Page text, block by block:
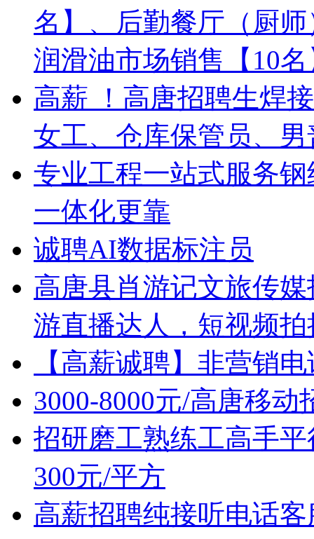
名】、后勤餐厅（厨
润滑油市场销售【10
高薪 ！高唐招聘生焊
女工、仓库保管员、
专业工程一站式服务
一体化更靠
诚聘AI数据标注员
高唐县肖游记文旅传
游直播达人，短视频
【高薪诚聘】非营销
3000-8000元/高唐移动
招研磨工熟练工高手
300元/平方
高薪招聘纯接听电话